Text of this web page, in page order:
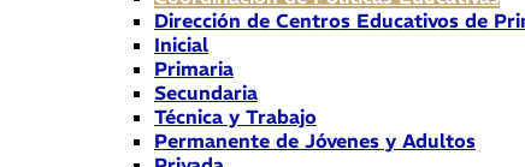
Dirección de Centros Educativos de
Inicial
Primaria
Secundaria
Técnica y Trabajo
Permanente de Jóvenes y Adultos